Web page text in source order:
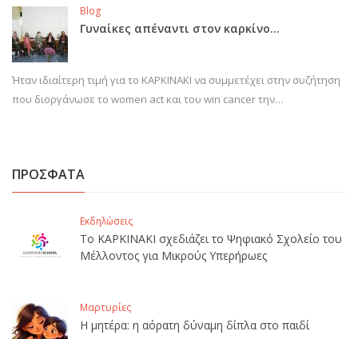
Blog
Γυναίκες απέναντι στον καρκίνο…
Ήταν ιδιαίτερη τιμή για το ΚΑΡΚΙΝΑΚΙ να συμμετέχει στην συζήτηση
που διοργάνωσε το women act και του win cancer την…
ΠΡΟΣΦΑΤΑ
Εκδηλώσεις
Το ΚΑΡΚΙΝΑΚΙ σχεδιάζει το Ψηφιακό Σχολείο του
Μέλλοντος για Μικρούς Υπερήρωες
Μαρτυρίες
Η μητέρα: η αόρατη δύναμη δίπλα στο παιδί